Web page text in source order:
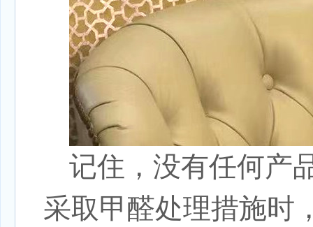
记住，没有任何产
采取甲醛处理措施时